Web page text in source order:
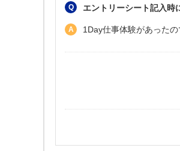
エントリーシート記入時
1Day仕事体験があった